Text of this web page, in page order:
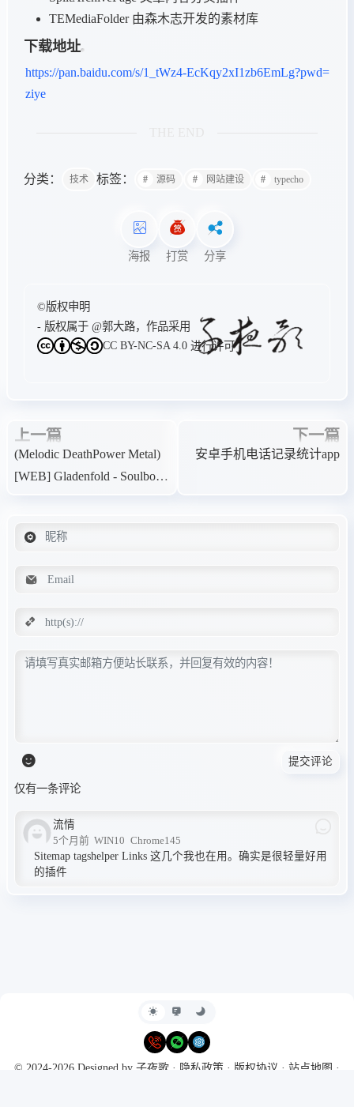
TEMediaFolder 由森木志开发的素材库
下载地址
https://pan.baidu.com/s/1_tWz4-EcKqy2xI1zb6EmLg?pwd=
ziye
分类： 技术 标签： 源码 网站建设 typecho
海报 打赏 分享
©版权申明
- 版权属于 @郭大路，作品采用
CC BY-NC-SA 4.0 进行许可
上一篇
(Melodic DeathPower Metal)
[WEB] Gladenfold - Soulboun
下一篇
安卓手机电话记录统计app
提交评论
仅有一条评论
流情
5个月前 WIN10 Chrome145
Sitemap tagshelper Links 这几个我也在用。确实是很轻量好用
的插件
© 2024-2026 Designed by 子夜歌 · 隐私政策 · 版权协议 · 站点地图 ·